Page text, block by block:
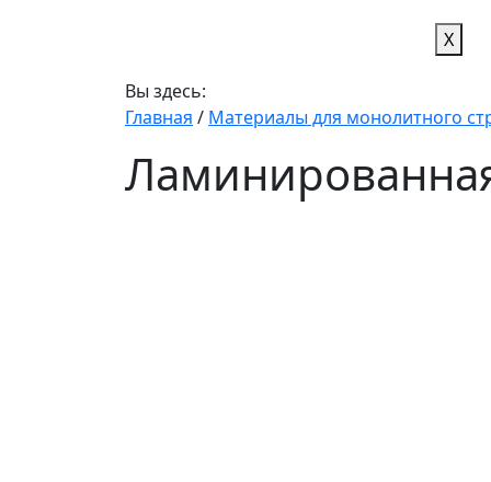
X
Вы здесь:
Главная / Материалы для монолитного